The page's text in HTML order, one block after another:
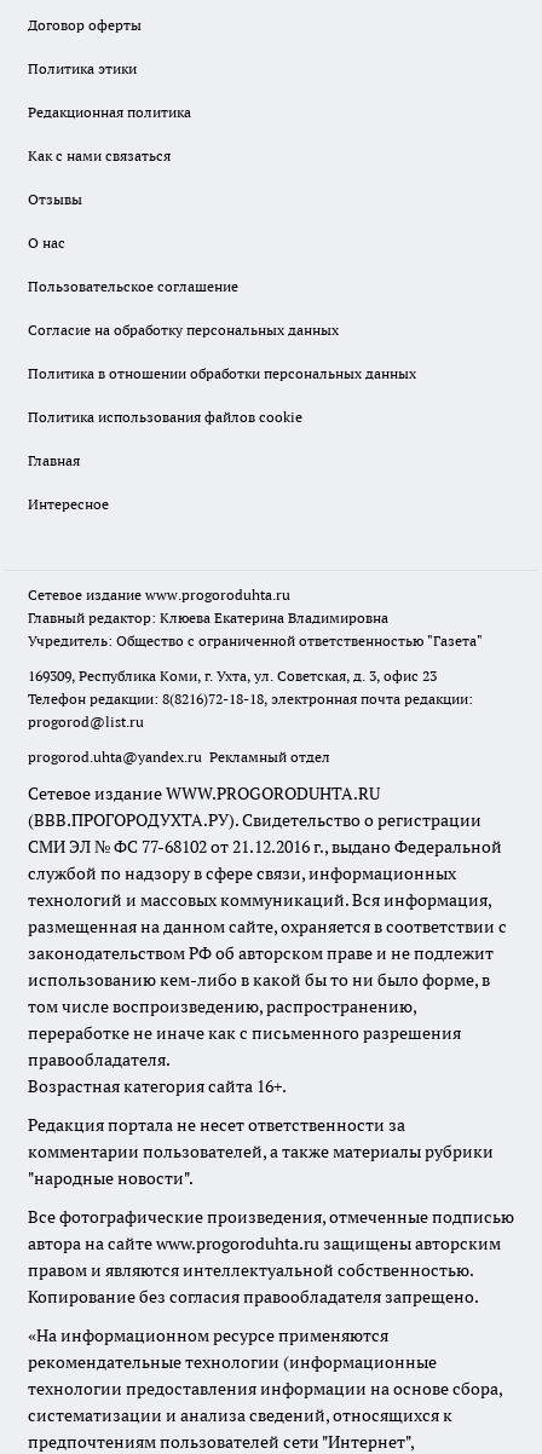
Договор оферты
Политика этики
Редакционная политика
Как с нами связаться
Отзывы
О нас
Пользовательское соглашение
Согласие на обработку персональных данных
Политика в отношении обработки персональных данных
Политика использования файлов cookie
Главная
Интересное
Сетевое издание www.progoroduhta.ru
Главный редактор: Клюева Екатерина Владимировна
Учредитель: Общество с ограниченной ответственностью "Газета"
169309, Республика Коми, г. Ухта, ул. Советская, д. 3, офис 23
Телефон редакции: 8(8216)72-18-18, электронная почта редакции:
progorod@list.ru
progorod.uhta@yandex.ru Рекламный отдел
Сетевое издание WWW.PROGORODUHTA.RU
(ВВВ.ПРОГОРОДУХТА.РУ). Свидетельство о регистрации
СМИ ЭЛ № ФС 77-68102 от 21.12.2016 г., выдано Федеральной
службой по надзору в сфере связи, информационных
технологий и массовых коммуникаций. Вся информация,
размещенная на данном сайте, охраняется в соответствии с
законодательством РФ об авторском праве и не подлежит
использованию кем-либо в какой бы то ни было форме, в
том числе воспроизведению, распространению,
переработке не иначе как с письменного разрешения
правообладателя.
Возрастная категория сайта 16+.
Редакция портала не несет ответственности за
комментарии пользователей, а также материалы рубрики
"народные новости".
Все фотографические произведения, отмеченные подписью
автора на сайте www.progoroduhta.ru защищены авторским
правом и являются интеллектуальной собственностью.
Копирование без согласия правообладателя запрещено.
«На информационном ресурсе применяются
рекомендательные технологии (информационные
технологии предоставления информации на основе сбора,
систематизации и анализа сведений, относящихся к
предпочтениям пользователей сети "Интернет",